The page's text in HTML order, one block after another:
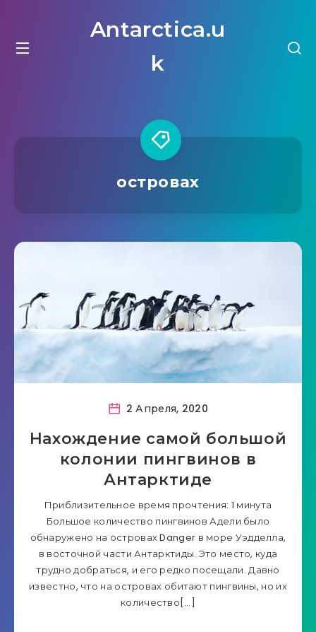
Antarctica.u
k
островах
2 Апреля, 2020
Нахождение самой большой
колонии пингвинов в
Антарктиде
Приблизительное время прочтения: 1 минута
Большое количество пингвинов Адели было
обнаружено на островах Danger в море Уэдделла,
в восточной части Антарктиды. Это место, куда
трудно добраться, и его редко посещали. Давно
известно, что на островах обитают пингвины, но их
количество[…]